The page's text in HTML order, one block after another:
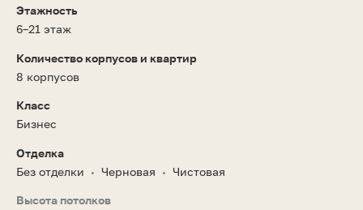
Этажность
6–21 этаж
Количество корпусов и квартир
8 корпусов
Класс
Бизнес
Отделка
Без отделки
• Черновая • Чистовая
Высота потолков